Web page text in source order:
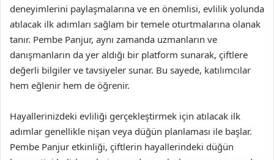
deneyimlerini paylaşmalarına ve en önemlisi, evlilik yolunda
atılacak ilk adımları sağlam bir temele oturtmalarına olanak
tanır. Pembe Panjur, aynı zamanda uzmanların ve
danışmanların da yer aldığı bir platform sunarak, çiftlere
değerli bilgiler ve tavsiyeler sunar. Bu sayede, katılımcılar
hem eğlenir hem de öğrenir.
Hayallerinizdeki evliliği gerçekleştirmek için atılacak ilk
adımlar genellikle nişan veya düğün planlaması ile başlar.
Pembe Panjur etkinliği, çiftlerin hayallerindeki düğün